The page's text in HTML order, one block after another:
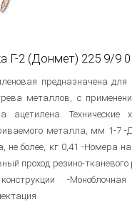
Г-2 (Донмет) 225 9/9
предназначена для
металлов, с
ацетилена. Технические
металла, мм 1-7 -
не более, кг 0,41 -Номера
проход резино-
-Моноблочная